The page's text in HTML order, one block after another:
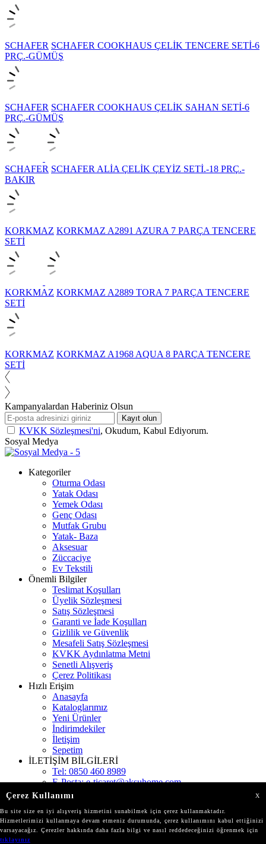
SCHAFER SCHAFER COOKHAUS ÇELİK TENCERE SETİ-6
PRÇ.-GÜMÜŞ
SCHAFER SCHAFER COOKHAUS ÇELİK SAHAN SETİ-6
PRÇ.-GÜMÜŞ
SCHAFER SCHAFER ALİA ÇELİK ÇEYİZ SETİ.-18 PRÇ.-
BAKIR
KORKMAZ KORKMAZ A2891 AZURA 7 PARÇA TENCERE
SETİ
KORKMAZ KORKMAZ A2889 TORA 7 PARÇA TENCERE
SETİ
KORKMAZ KORKMAZ A1968 AQUA 8 PARÇA TENCERE
SETİ
Kampanyalardan Haberiniz Olsun
Kayıt olun
KVKK Sözleşmesi'ni, Okudum, Kabul Ediyorum.
Sosyal Medya
Kategoriler
Oturma Odası
Yatak Odası
Yemek Odası
Genç Odası
Mutfak Grubu
Yatak- Baza
Aksesuar
Züccaciye
Ev Tekstili
Önemli Bilgiler
Teslimat Koşulları
Üyelik Sözleşmesi
Satış Sözleşmesi
Garanti ve İade Koşulları
Gizlilik ve Güvenlik
Mesafeli Satış Sözleşmesi
KVKK Aydınlatma Metni
Senetli Alışveriş
Çerez Politikası
Hızlı Erişim
Anasayfa
Kataloglarımız
Yeni Ürünler
İndirimdekiler
İletişim
Sepetim
İLETİŞİM BİLGİLERİ
Tel: 0850 460 8989
E-Posta:e-ticaret@aksuhome.com
Adres:
Mağazalarımız
Çerez Kullanımı X
Bu site size en iyi alışveriş hizmetini sunabilmek için çerez kullanmaktadır.
Hizmetlerimizi kullanmaya devam etmeniz durumunda, çerez kullanımını kabul ettiğinizi
varsayacağız. Çerezler hakkında daha fazla bilgi ve nasıl reddedeceğinizi öğrenmek için
tıklayınız